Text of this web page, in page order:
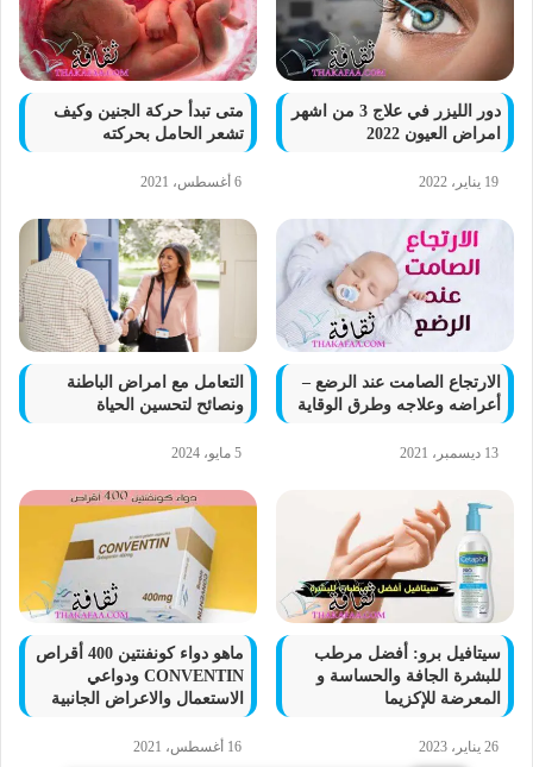
دور الليزر في علاج 3 من اشهر
امراض العيون 2022
19 يناير، 2022
متى تبدأ حركة الجنين وكيف
تشعر الحامل بحركته
6 أغسطس، 2021
الارتجاع الصامت عند الرضع –
أعراضه وعلاجه وطرق الوقاية
13 ديسمبر، 2021
التعامل مع امراض الباطنة
ونصائح لتحسين الحياة
5 مايو، 2024
سيتافيل برو: أفضل مرطب
للبشرة الجافة والحساسة و
المعرضة للإكزيما
26 يناير، 2023
ماهو دواء كونفنتين 400 أقراص
CONVENTIN ودواعي
الاستعمال والاعراض الجانبية
16 أغسطس، 2021